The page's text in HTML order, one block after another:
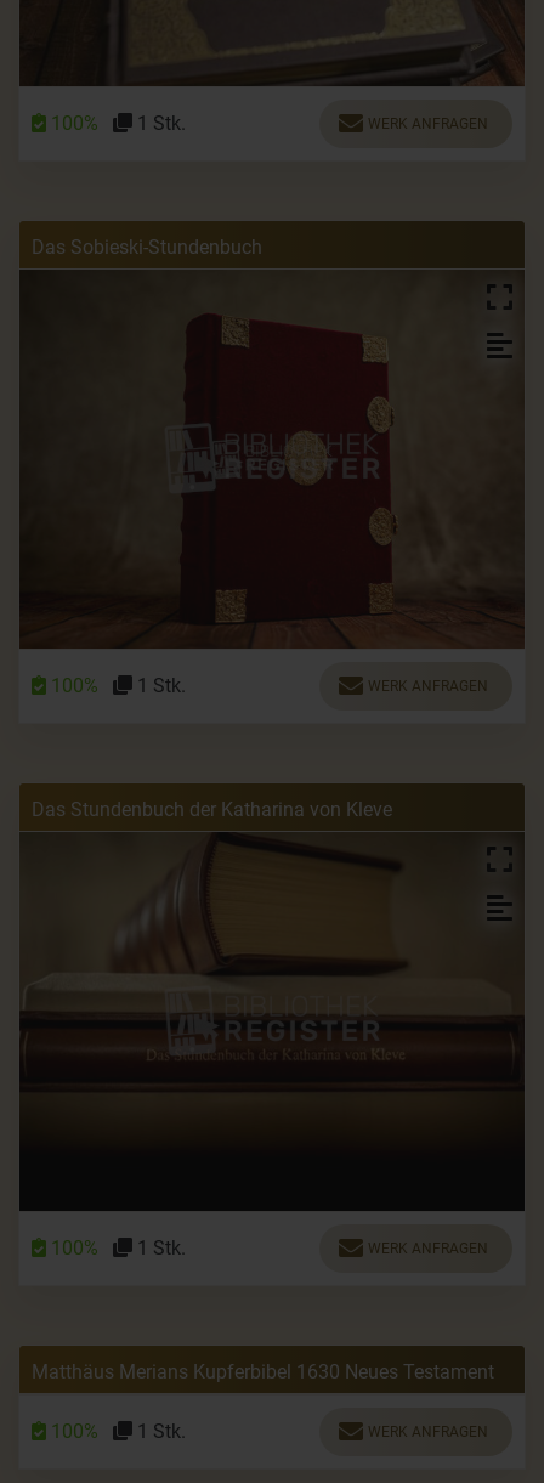
100% 1 Stk. WERK ANFRAGEN
Das Sobieski-Stundenbuch
100% 1 Stk. WERK ANFRAGEN
Das Stundenbuch der Katharina von Kleve
100% 1 Stk. WERK ANFRAGEN
Matthäus Merians Kupferbibel 1630 Neues Testament
100% 1 Stk. WERK ANFRAGEN